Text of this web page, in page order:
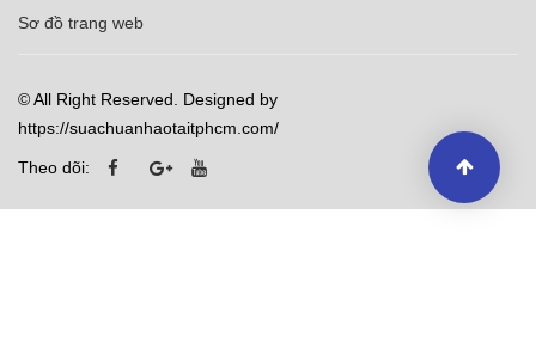
Sơ đồ trang web
© All Right Reserved. Designed by
https://suachuanhaotaitphcm.com/
Theo dõi: